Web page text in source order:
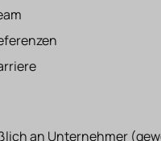
an Unternehmer